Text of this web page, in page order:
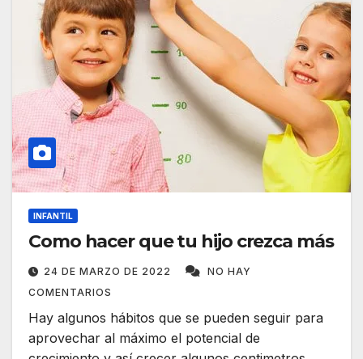
INFANTIL
Como hacer que tu hijo crezca más
24 DE MARZO DE 2022
NO HAY
COMENTARIOS
Hay algunos hábitos que se pueden seguir para
aprovechar al máximo el potencial de